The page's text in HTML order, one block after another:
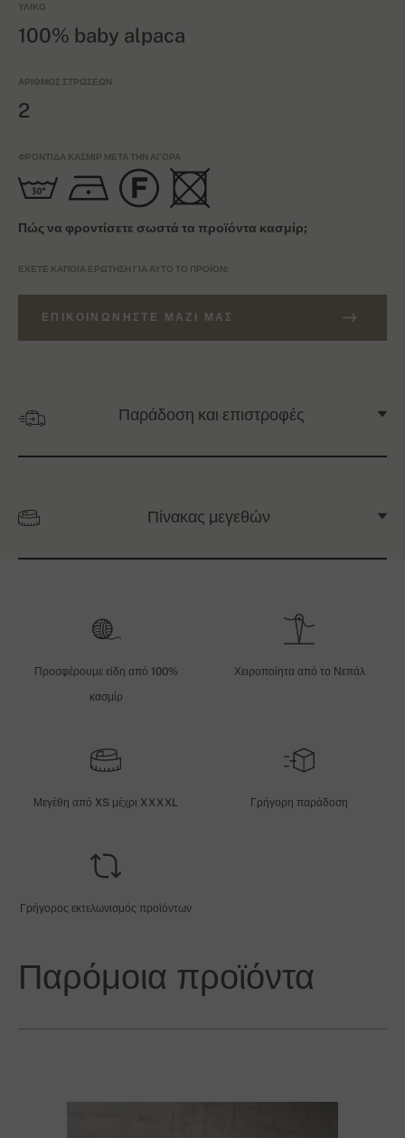
ΥΛΙΚΌ
100% baby alpaca
ΑΡΙΘΜΌΣ ΣΤΡΏΣΕΩΝ
2
ΦΡΟΝΤΊΔΑ ΚΑΣΜΊΡ ΜΕΤΆ ΤΗΝ ΑΓΟΡΆ
Πώς να φροντίσετε σωστά τα προϊόντα κασμίρ;
ΈΧΕΤΕ ΚΆΠΟΙΑ ΕΡΏΤΗΣΗ ΓΙΑ ΑΥΤΌ ΤΟ ΠΡΟΪΌΝ;
ΕΠΙΚΟΙΝΩΝΉΣΤΕ ΜΑΖΊ ΜΑΣ
Παράδοση και επιστροφές
Πίνακας μεγεθών
Προσφέρουμε είδη από 100%
κασμίρ
Χειροποίητα από το Νεπάλ
Μεγέθη από XS μέχρι XXXXL Γρήγορη παράδοση
Γρήγορος εκτελωνισμός προϊόντων
Παρόμοια προϊόντα